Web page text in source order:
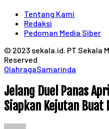
Tentang Kami
Redaksi
Pedoman Media Siber
© 2023 sekala.id. PT Sekala
Reserved
OlahragaSamarinda
Jelang Duel Panas
Siapkan Kejutan Buat